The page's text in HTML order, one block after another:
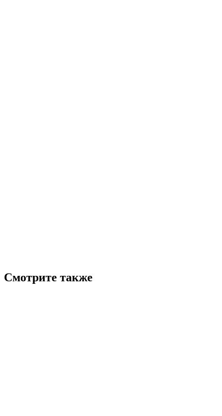
Смотрите также